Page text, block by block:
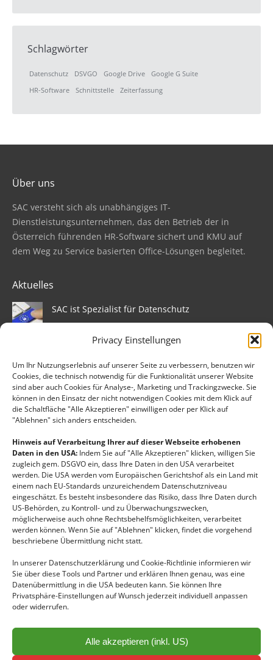
Privacy Einstellungen
Um Ihr Nutzungserlebnis auf unserer Seite zu verbessern, benutzen wir
Cookies, die technisch notwendig für die Funktionalität unserer Website
sind aber auch Cookies für Analyse-, Marketing und Trackingzwecke. Sie
können in den Einsatz der nicht notwendigen Cookies mit dem Klick auf
die Schaltfläche "Alle Akzeptieren" einwilligen oder per Klick auf
"Ablehnen" sich anders entscheiden.
Hinweis auf Verarbeitung Ihrer auf dieser Webseite erhobenen
Daten in den USA: Indem Sie auf "Alle Akzeptieren" klicken, willigen Sie
zugleich gem. DSGVO ein, dass Ihre Daten in den USA verarbeitet
werden. Die USA werden vom Europäischen Gerichtshof als ein Land mit
einem nach EU-Standards unzureichendem Datenschutzniveau
eingeschätzt. Es besteht insbesondere das Risiko, dass Ihre Daten durch
US-Behörden, zu Kontroll- und zu Überwachungszwecken,
möglicherweise auch ohne Rechtsbehelfsmöglichkeiten, verarbeitet
werden können. Wenn Sie auf "Ablehnen" klicken, findet die vorgehend
beschriebene Übermittlung nicht statt.
In unserer Datenschutzerklärung und Cookie-Richtlinie informieren wir
Sie über diese Tools und Partner und erklären Ihnen genau, was eine
Datenübermittlung in die USA bedeuten kann. Sie können Ihre
Privatsphäre-Einstellungen auf Wunsch jederzeit individuell anpassen
oder widerrufen.
Alle akzeptieren (inkl. US)
Schlagwörter
Datenschutz DSVGO Google Drive
Google G Suite
HR-Software
Schnittstelle Zeiterfassung
Über uns
SAC versteht sich als unabhängiges IT­
Dienstleistungsunternehmen, das den Betrieb der in
Österreich führenden HR-Software sichert und KMU auf
dem Weg zu Service basierten Office-Lösungen begleitet.
Aktuelles
SAC ist Spezialist für Datenschutz
6. Februar 2018
12. Juli 2017
Google Drive – Unbegrenzter Speicherplatz für 8
Euro
19. August 2016
Schlagwörter
Datenschutz DSVGO Google Drive Google G Suite
HR-Software
Schnittstelle
Zeiterfassung
Kontakt
SAC
EDV-Dienstleistungs GmbH
Hertha-Firnberg-Straße 9/105,
1100 Wien
office@sacedv.com